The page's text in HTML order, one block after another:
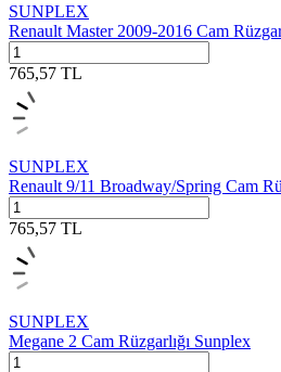
SUNPLEX
Renault Master 2009-2016 Cam
765,57 TL
SUNPLEX
Renault 9/11 Broadway/Spring Cam
765,57 TL
SUNPLEX
Megane 2 Cam Rüzgarlığı Sunplex